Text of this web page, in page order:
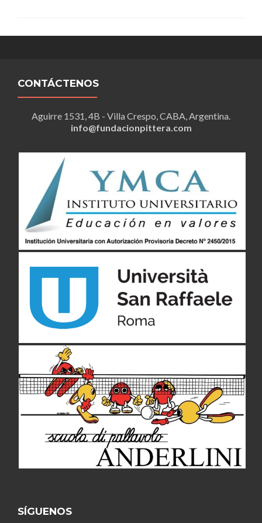
CONTÁCTENOS
Aguirre 1531, 4B - Villa Crespo, CABA, Argentina.
info@fundacionpittera.com
SÍGUENOS